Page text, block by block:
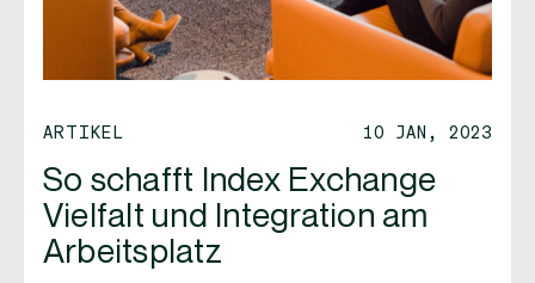
ARTIKEL 10 JAN, 2023
So schafft Index Exchange
Vielfalt und Integration am
Arbeitsplatz